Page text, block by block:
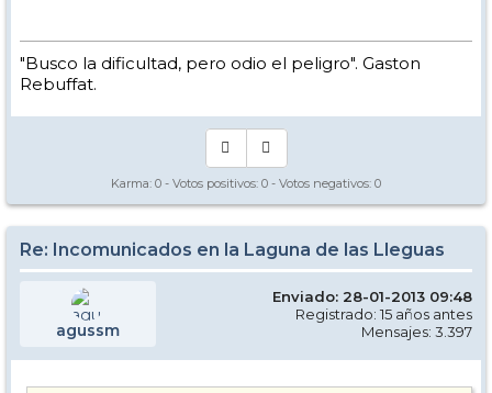
"Busco la dificultad, pero odio el peligro". Gaston
Rebuffat.
Karma: 0 - Votos positivos: 0 - Votos negativos: 0
Re: Incomunicados en la Laguna de las Lleguas
agussm
Enviado: 28-01-2013 09:48
Registrado: 15 años antes
Mensajes: 3.397